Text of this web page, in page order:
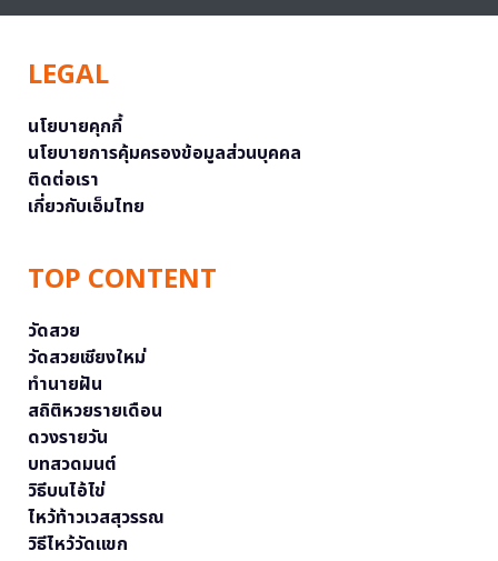
LEGAL
นโยบายคุกกี้
นโยบายการคุ้มครองข้อมูลส่วนบุคคล
ติดต่อเรา
เกี่ยวกับเอ็มไทย
TOP CONTENT
วัดสวย
วัดสวยเชียงใหม่
ทำนายฝัน
สถิติหวยรายเดือน
ดวงรายวัน
บทสวดมนต์
วิธีบนไอ้ไข่
ไหว้ท้าวเวสสุวรรณ
วิธีไหว้วัดแขก